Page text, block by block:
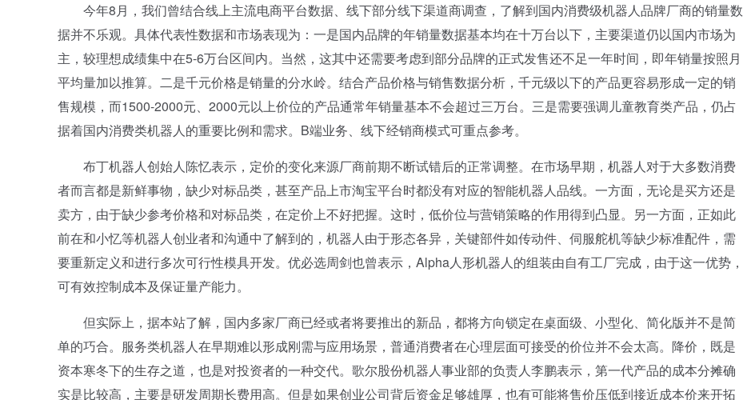
今年8月，我们曾结合线上主流电商平台数据、线下部分线下渠道商调查，了解到国内消费级机器人品牌厂商的销量数
据并不乐观。具体代表性数据和市场表现为：一是国内品牌的年销量数据基本均在十万台以下，主要渠道仍以国内市场为
主，较理想成绩集中在5-6万台区间内。当然，这其中还需要考虑到部分品牌的正式发售还不足一年时间，即年销量按照月
平均量加以推算。二是千元价格是销量的分水岭。结合产品价格与销售数据分析，千元级以下的产品更容易形成一定的销
售规模，而1500-2000元、2000元以上价位的产品通常年销量基本不会超过三万台。三是需要强调儿童教育类产品，仍占
据着国内消费类机器人的重要比例和需求。B端业务、线下经销商模式可重点参考。
布丁机器人创始人陈忆表示，定价的变化来源厂商前期不断试错后的正常调整。在市场早期，机器人对于大多数消费
者而言都是新鲜事物，缺少对标品类，甚至产品上市淘宝平台时都没有对应的智能机器人品线。一方面，无论是买方还是
卖方，由于缺少参考价格和对标品类，在定价上不好把握。这时，低价位与营销策略的作用得到凸显。另一方面，正如此
前在和小忆等机器人创业者和沟通中了解到的，机器人由于形态各异，关键部件如传动件、伺服舵机等缺少标准配件，需
要重新定义和进行多次可行性模具开发。优必选周剑也曾表示，Alpha人形机器人的组装由自有工厂完成，由于这一优势，
可有效控制成本及保证量产能力。
但实际上，据本站了解，国内多家厂商已经或者将要推出的新品，都将方向锁定在桌面级、小型化、简化版并不是简
单的巧合。服务类机器人在早期难以形成刚需与应用场景，普通消费者在心理层面可接受的价位并不会太高。降价，既是
资本寒冬下的生存之道，也是对投资者的一种交代。歌尔股份机器人事业部的负责人李鹏表示，第一代产品的成本分摊确
实是比较高，主要是研发周期长费用高。但是如果创业公司背后资金足够雄厚，也有可能将售价压低到接近成本价来开拓